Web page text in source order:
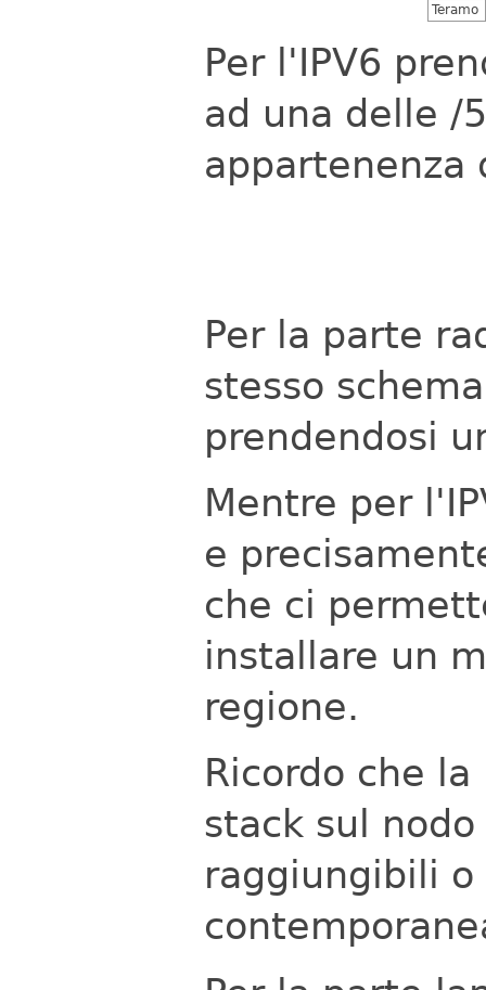
Teramo
Per l'IPV6
ad una delle /
appartenenza
Per la parte
stesso
prendendosi
Mentre per
e
che ci
installare un
regione.
Ricordo che
stack sul
raggiungibili